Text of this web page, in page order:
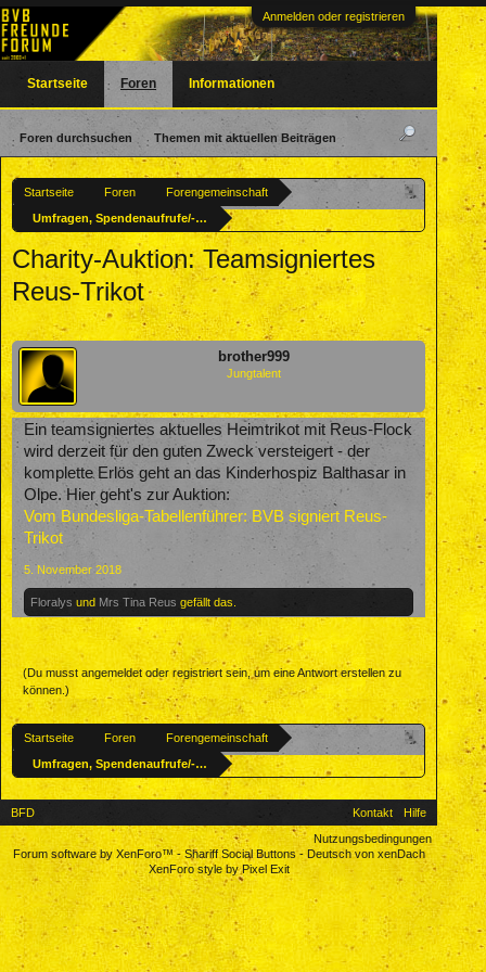
Anmelden oder registrieren
Startseite Foren
Forengemeinschaft
Umfragen, Spendenaufrufe/-aktionen u. ä.
Charity-Auktion: Teamsigniertes
Reus-Trikot
brother999
Jungtalent
Ein teamsigniertes aktuelles Heimtrikot mit Reus-Flock
wird derzeit für den guten Zweck versteigert - der
komplette Erlös geht an das Kinderhospiz Balthasar in
Olpe. Hier geht's zur Auktion:
Vom Bundesliga-Tabellenführer: BVB signiert Reus-
Trikot
5. November 2018
Floralys und Mrs Tina Reus gefällt das.
(Du musst angemeldet oder registriert sein, um eine Antwort erstellen zu
können.)
Startseite Foren
Forengemeinschaft
Umfragen, Spendenaufrufe/-aktionen u. ä.
Startseite Foren
Foren durchsuchen Themen mit aktuellen Beiträgen
Informationen
BFD Kontakt
Hilfe
Nutzungsbedingungen
Forum software by XenForo™-Shariff Social Buttons-Deutsch von xenDach
XenForo style by Pixel Exit